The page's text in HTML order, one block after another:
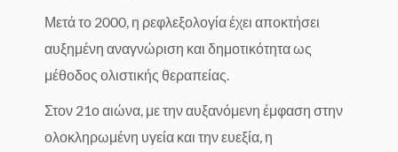
Μετά το 2000, η ρεφλεξολογία έχει αποκτήσει
αυξημένη αναγνώριση και δημοτικότητα ως
μέθοδος ολιστικής θεραπείας.
Στον 21ο αιώνα, με την αυξανόμενη έμφαση στην
ολοκληρωμένη υγεία και την ευεξία, η